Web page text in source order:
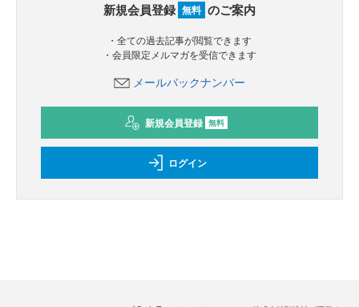
新規会員登録 無料 のご案内
・全ての過去記事が閲覧できます
・会員限定メルマガを受信できます
メールバックナンバー
新規会員登録 無料
ログイン